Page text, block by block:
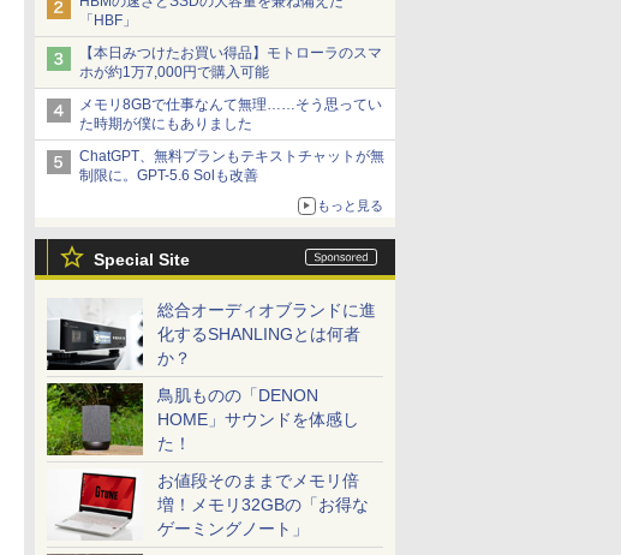
「HBF」
【本日みつけたお買い得品】モトローラのスマ
ホが約1万7,000円で購入可能
メモリ8GBで仕事なんて無理……そう思ってい
た時期が僕にもありました
ChatGPT、無料プランもテキストチャットが無
制限に。GPT-5.6 Solも改善
もっと見る
Special Site
総合オーディオブランドに進
化するSHANLINGとは何者
か？
鳥肌ものの「DENON
HOME」サウンドを体感し
た！
お値段そのままでメモリ倍
増！メモリ32GBの「お得な
ゲーミングノート」